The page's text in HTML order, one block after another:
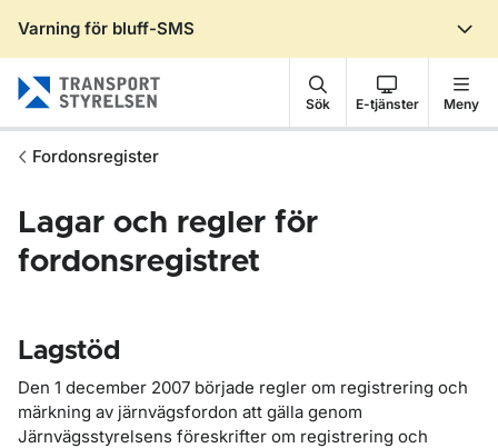
Varning för bluff-SMS
Sök E-tjänster Meny
Fordonsregister
Lagar och regler för
fordonsregistret
Lagstöd
Den 1 december 2007 började regler om registrering och
märkning av järnvägsfordon att gälla genom
Järnvägsstyrelsens föreskrifter om registrering och